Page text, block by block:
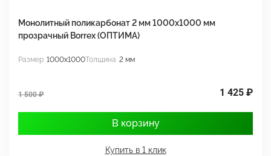
Монолитный поликарбонат 2 мм 1000x1000 мм
прозрачный Borrex (ОПТИМА)
Размер 1000x1000Толщина 2 мм
1 500 ₽ 1 425 ₽
В корзину
Купить в 1 клик